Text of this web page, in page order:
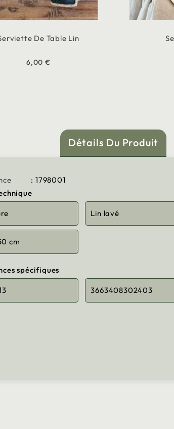
De Table Lin
6,00 €
Détails Du Produit
: 1798001
Lin lavé
cm
spécifiques
3663408302403